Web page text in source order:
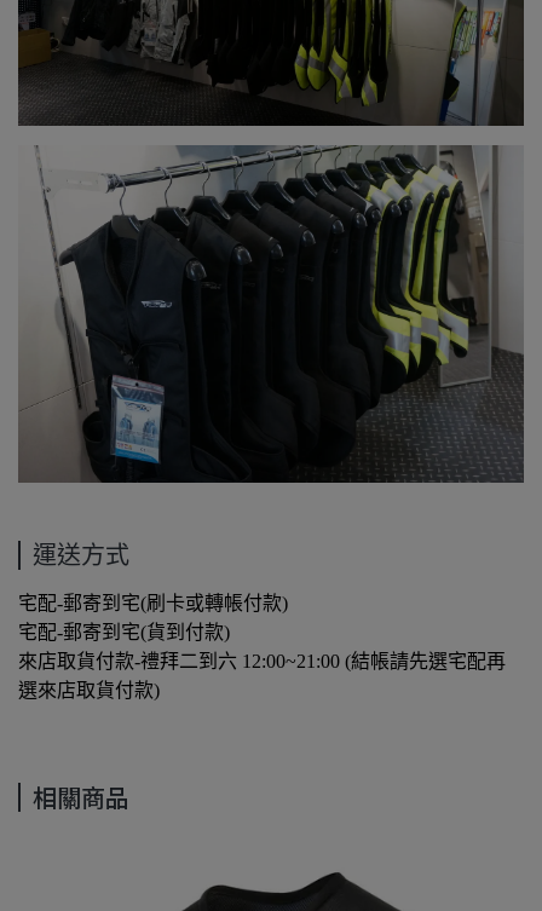
運送方式
宅配-郵寄到宅(刷卡或轉帳付款)
宅配-郵寄到宅(貨到付款)
來店取貨付款-禮拜二到六 12:00~21:00 (結帳請先選宅配再
選來店取貨付款)
相關商品